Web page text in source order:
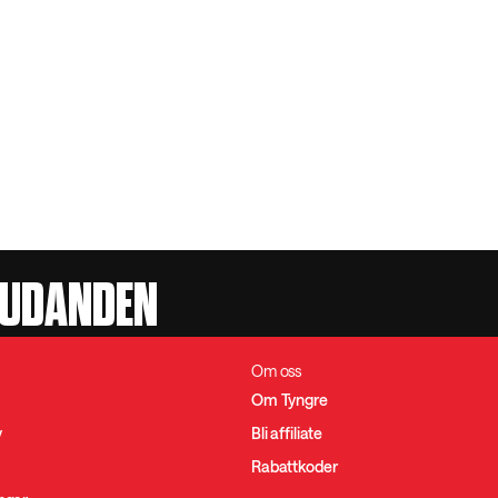
Om oss
Om Tyngre
Bli affiliate
Rabattkoder